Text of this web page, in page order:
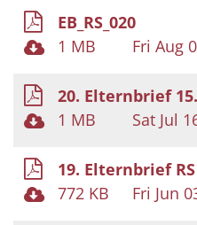
EB_RS_020
1 MB
Fri Aug
20. Elternbrief
1 MB
Sat Jul
19. Elternbrief RS
772 KB
Fri Jun